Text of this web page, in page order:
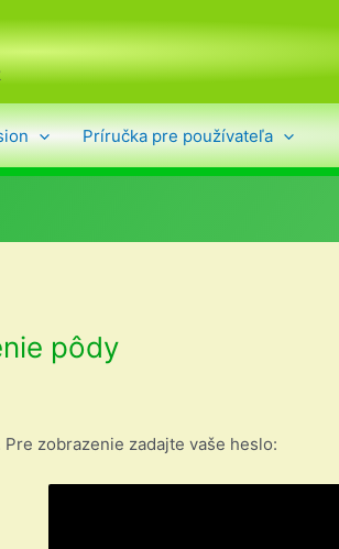
Príručka pre používateľa
pôdy
zobrazenie zadajte vaše heslo: